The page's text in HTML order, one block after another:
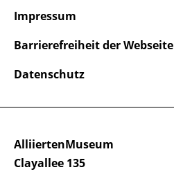
AlliiertenMuseum
Clayallee 135
Impressum
Barrierefreiheit der Webseite
Datenschutz